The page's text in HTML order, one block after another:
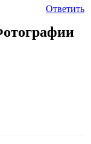
Ответить